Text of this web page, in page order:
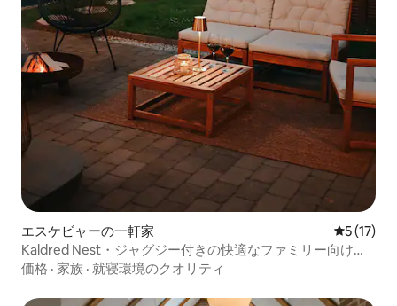
エスケビャーの一軒家 レビュー
5 (17)
Kaldred Nest・ジャグジー付きの快適なファミリー向け宿
泊先
価格 · 家族 · 就寝環境のクオリティ